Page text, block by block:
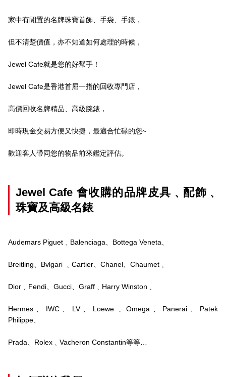
家中有閒置的名牌珠寶首飾、手袋、手錶，
但不清楚價值，亦不知道如何處理的時候，
Jewel Cafe就是您的好幫手！
Jewel Cafe是香港首屈一指的回收專門店，
高價回收名牌精品、高級腕錶，
即時現金交易方便又快捷，最適合忙碌的您~
歡迎客人帶同您的物品前來鑑定評估。
Jewel Cafe 會收購的品牌皮具﹑配飾﹑
珠寶及高級名錶
Audemars Piguet﹑Balenciaga、Bottega Veneta、
Breitling、Bvlgari ﹑Cartier、Chanel、Chaumet﹑
Dior﹑Fendi、Gucci、Graff﹑Harry Winston﹑
Hermes、IWC、LV、Loewe﹑Omega、Panerai、Patek
Philippe、
Prada、Rolex﹑Vacheron Constantin等等…